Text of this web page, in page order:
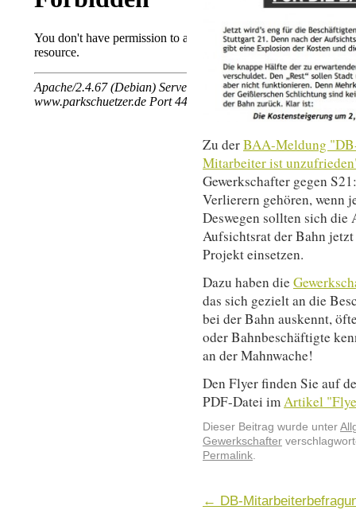
Zu derBAA-Meldung
Mitarbeiter ist
Gewerkschafter gegen
Verlierern gehören, wenn
Deswegen sollten sich
Aufsichtsrat der Bahn
Projekt einsetzen.
Dazu haben die
das sich gezielt an die
bei der Bahn auskennt,
oder Bahnbeschäftigte
an der Mahnwache!
Den Flyer finden Sie auf
PDF-Datei imArtikel
Dieser Beitrag wurde unter
Gewerkschafter
Permalink
← DB-